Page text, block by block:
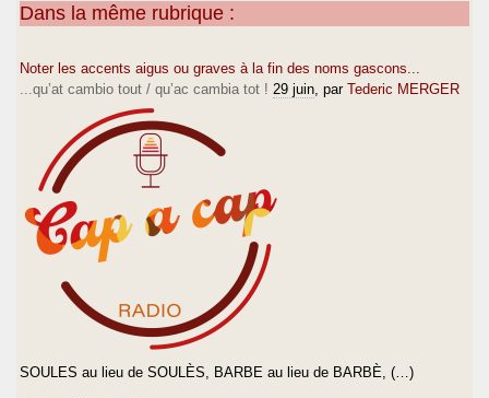
Dans la même rubrique :
Noter les accents aigus ou graves à la fin des noms gascons...
...qu’at cambio tout / qu’ac cambia tot ! 29 juin , par Tederic MERGER
SOULES au lieu de SOULÈS, BARBE au lieu de BARBÈ, (…)